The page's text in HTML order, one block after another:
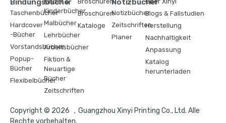
Bindungsbücher
Taschenbücher
Hardcover
-Bücher
Vorstandsbücher
Popup-
Bücher
Flexibelbücher
Kinderbücher
Malbücher
Lehrbücher
Arbeitsbücher
Fiktion &
Neuartige
Bücher
Zeitschriften
Broschüren
Kataloge
Notizbücher
Notizbücher
Zeitschriften
Planer
Blogs & Fallstudien
Herstellung
Nachhaltigkeit
Anpassung
Katalog
herunterladen
Copyright © 2026 ，Guangzhou Xinyi Printing Co., Ltd. Alle
Rechte vorbehalten.